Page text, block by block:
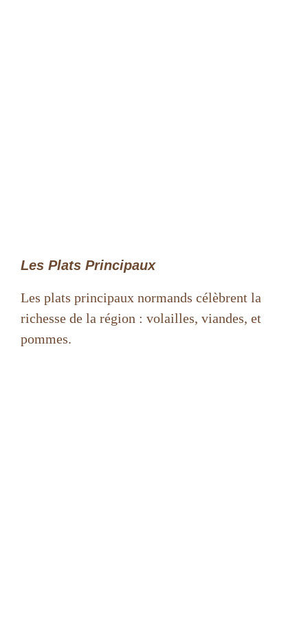
Les Plats Principaux
Les plats principaux normands célèbrent la
richesse de la région : volailles, viandes, et
pommes.